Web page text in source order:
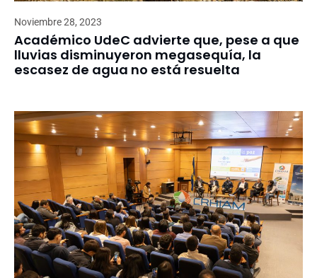
Noviembre 28, 2023
Académico UdeC advierte que, pese a que
lluvias disminuyeron megasequía, la
escasez de agua no está resuelta